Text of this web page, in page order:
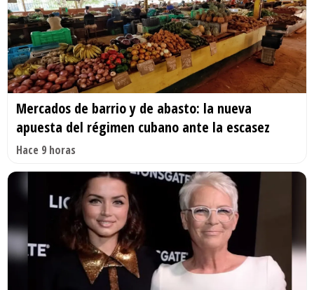
Mercados de barrio y de abasto: la nueva
apuesta del régimen cubano ante la escasez
Hace 9 horas